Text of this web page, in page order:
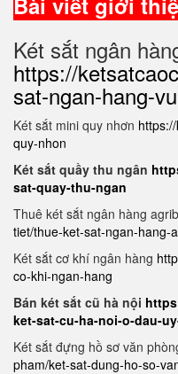
Két sắt ngân
https://
sat-ngan-hang-
Két sắt mini quy nhơn
quy-nhon
Két sắt quầy thu ngân
sat-quay-thu-ngan
Thuê két sắt ngân hàng
tiet/thue-ket-sat-ngan-hang-
Két sắt cơ khí ngân hàng
co-khi-ngan-hang
Bán két sắt cũ hà nội
ket-sat-cu-ha-noi-o-dau-
Két sắt đựng hồ sơ văn
pham/ket-sat-dung-ho-so-